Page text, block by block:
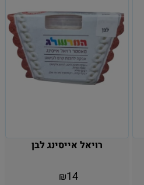
רויאל אייסינג לבן
₪14